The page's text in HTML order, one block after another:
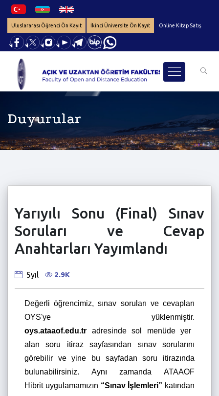
Uluslararası Öğrenci Ön Kayıt İkinci Üniversite Ön Kayıt Online Kitap Satış
Duyurular
Yarıyılı Sonu (Final) Sınav
Soruları ve Cevap
Anahtarları Yayımlandı
5yıl 2.9K
Değerli öğrencimiz, sınav soruları ve cevapları
OYS'ye yüklenmiştir.
oys.ataaof.edu.tr adresinde sol menüde yer
alan soru itiraz sayfasından sınav sorularını
görebilir ve yine bu sayfadan soru itirazında
bulunabilirsiniz. Aynı zamanda ATAAOF
Hibrit uygulamamızın “Sınav İşlemleri” katından